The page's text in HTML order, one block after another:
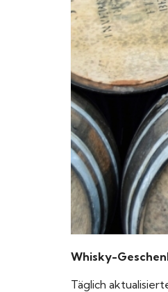
Whisky-
Täglich